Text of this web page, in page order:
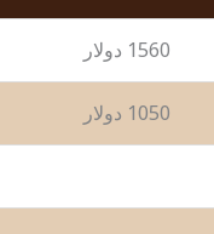
1560 دولار
1050 دولار